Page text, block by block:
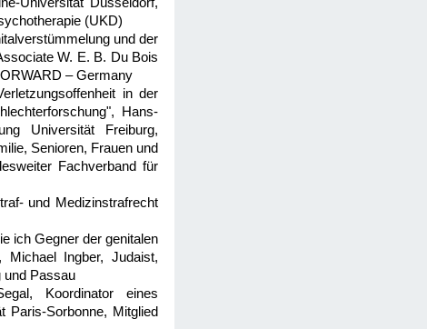
(UKD)
und der
W. E. B. Du Bois
– Germany
in der
, Hans-
Universität Freiburg,
Senioren, Frauen und
Fachverband für
und Medizinstrafrecht
ich Gegner der genitalen
Michael Ingber, Judaist,
und Passau
Koordinator eines
Paris-Sorbonne, Mitglied